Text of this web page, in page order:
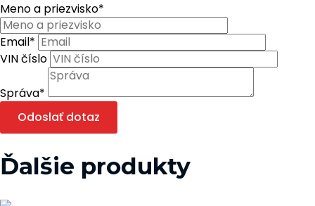
Meno a priezvisko*
Email*
VIN číslo
Správa*
Odoslať dotaz
Ďalšie produkty